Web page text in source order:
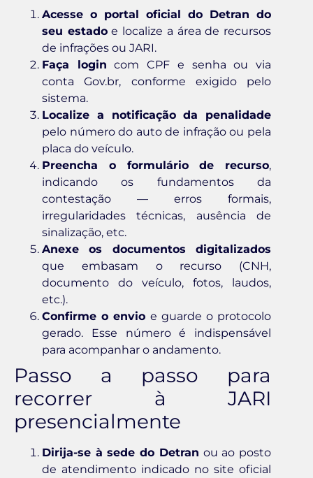
Acesse o portal oficial do Detran do
seu estadoe localize a área de recursos
de infrações ou JARI.
Faça login com CPF e senha ou via
conta Gov.br, conforme exigido pelo
sistema.
Localize a notificação da penalidade
pelo número do auto de infração ou pela
placa do veículo.
Preencha o formulário de recurso,
indicando os fundamentos da
contestação — erros formais,
irregularidades técnicas, ausência de
sinalização, etc.
Anexe os documentos digitalizados
que embasam o recurso (CNH,
documento do veículo, fotos, laudos,
etc.).
Confirme o envio e guarde o protocolo
gerado. Esse número é indispensável
para acompanhar o andamento.
Passo a passo para
recorrer à JARI
presencialmente
Dirija-se à sede do Detran ou ao posto
de atendimento indicado no site oficial